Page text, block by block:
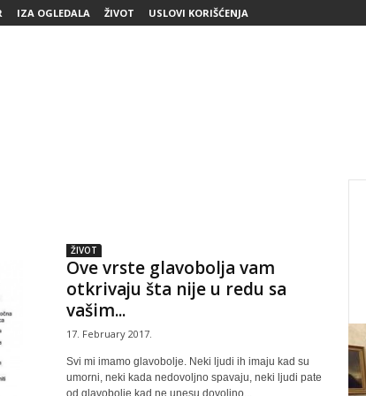
IZA OGLEDALA ŽIVOT USLOVI KORIŠĆENJA
ŽIVOT
Ove vrste glavobolja vam
otkrivaju šta nije u redu sa
vašim...
17. February 2017.
Svi mi imamo glavobolje. Neki ljudi ih imaju kad su
umorni, neki kada nedovoljno spavaju, neki ljudi pate
od glavobolje kad ne unesu dovoljno...